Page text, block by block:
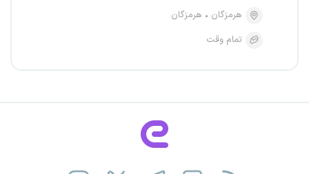
هرمزگان
هرمزگان
تمام وقت